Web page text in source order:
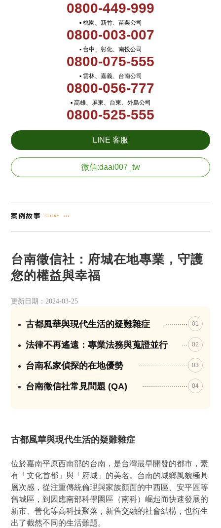
0800-449-999
▪ 桃園、新竹、苗栗公司
0800-003-007
▪ 台中、彰化、南投公司
0800-075-555
▪ 雲林、嘉義、台南公司
0800-056-777
▪ 高雄、屏東、台東、外島公司
0800-525-555
LINE 客服
微信:daai007_tw
台南徵信社：府城在地專業，守護
您的權益與幸福
更新日期：2024-03-25
古都風華與現代生活的疑難雜症 01
法律不再遙遠：專業法務與蒐證並行 02
台南私家偵探的在地優勢 03
台南徵信社常見問題 (QA) 04
古都風華與現代生活的疑難雜症
位於嘉南平原西南部的台南，是台灣最早開發的都市，素
有「文化首都」與「府城」的美名。台南的城鄉風貌極具
層次感，從注重傳統倫理與家族顏面的中西區、安平區等
舊城區，到因應南部科學園區（南科）崛起而快速發展的
新市、善化等高科技聚落，新舊交融的社會結構，也衍生
出了截然不同的生活難題。